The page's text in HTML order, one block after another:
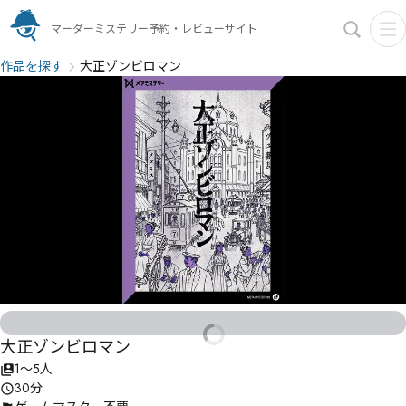
マーダーミステリー予約・レビューサイト
作品を探す 大正ゾンビロマン
大正ゾンビロマン
1〜5人
30分